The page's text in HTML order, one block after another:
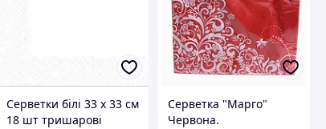
Серветки білі 33 х 33 см
18 шт тришарові
Серветка "Марго"
Червона.